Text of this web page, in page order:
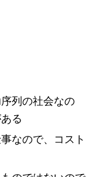
列の社会なの
る
なので、コスト